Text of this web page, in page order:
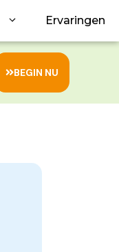
Ervaringen
BEGIN NU